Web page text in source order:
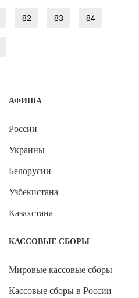
82 83 84
АФИША
России
Украины
Белорусии
Узбекистана
Казахстана
КАССОВЫЕ СБОРЫ
Мировые кассовые сборы
Кассовые сборы в России